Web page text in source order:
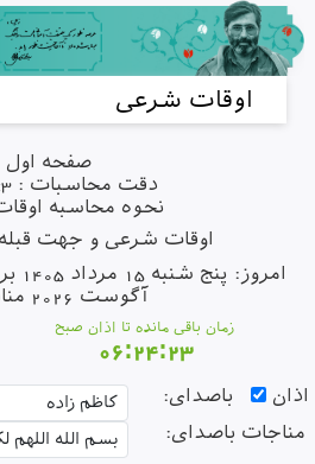
اوقات شرعی
صفحه اول
دقت محاسبات : 3± دقیقه
نحوه محاسبه
اوقات شرعی و جهت قبله
آگوست 2026 مناسبت:
زمان باقی مانده تا اذان صبح
06:24:23
باصدای:
باصدای: